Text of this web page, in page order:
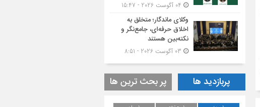
وکلای ماندگار؛ متخلق به
اخلاق حرفه‌ای، جامع‌نگر و
نکته‌بین هستند
پربازدید ها پر بحث ترین ها